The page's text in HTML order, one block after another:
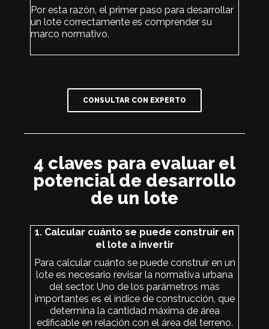
Por esta razón, el primer paso para desarrollar
un lote correctamente es comprender su
marco normativo.
CONSULTAR CON EXPERTO
4 claves para evaluar el
potencial de desarrollo
de un lote
1. Calcular cuánto se puede construir en
el lote a invertir
Para calcular cuánto se puede construir en un
lote es necesario revisar la normativa urbana
del sector. Uno de los parámetros más
importantes es el índice de construcción, que
determina la cantidad máxima de área
edificable en relación con el área del terreno.